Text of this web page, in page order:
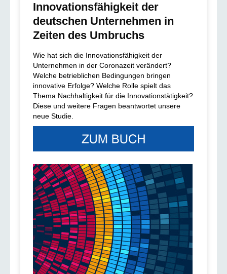
Innovationsfähigkeit der
deutschen Unternehmen in
Zeiten des Umbruchs
Wie hat sich die Innovationsfähigkeit der
Unternehmen in der Coronazeit verändert?
Welche betrieblichen Bedingungen bringen
innovative Erfolge? Welche Rolle spielt das
Thema Nachhaltigkeit für die Innovationstätigkeit?
Diese und weitere Fragen beantwortet unsere
neue Studie.